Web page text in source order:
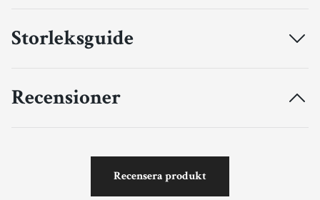
Storleksguide
Recensioner
Recensera produkt